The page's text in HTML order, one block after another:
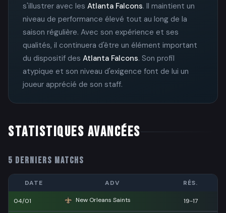
s'illustrer avec les Atlanta Falcons. Il maintient un
niveau de performance élevé tout au long de la
saison régulière. Avec son expérience et ses
qualités, il continuera d'être un élément important
du dispositif des Atlanta Falcons. Son profil
atypique et son niveau d'exigence font de lui un
joueur apprécié de son staff.
STATISTIQUES AVANCÉES
5 DERNIERS MATCHS
DATE ADV RÉS.
04/01 New Orleans Saints 19-17